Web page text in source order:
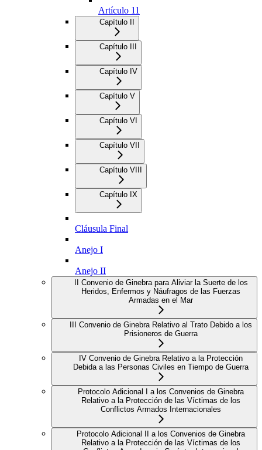
Artículo 11
Capítulo II
Capítulo III
Capítulo IV
Capítulo V
Capítulo VI
Capítulo VII
Capítulo VIII
Capítulo IX
Cláusula Final
Anejo I
Anejo II
II Convenio de Ginebra para Aliviar la Suerte de los
Heridos, Enfermos y Náufragos de las Fuerzas
Armadas en el Mar
III Convenio de Ginebra Relativo al Trato Debido a los
Prisioneros de Guerra
IV Convenio de Ginebra Relativo a la Protección
Debida a las Personas Civiles en Tiempo de Guerra
Protocolo Adicional I a los Convenios de Ginebra
Relativo a la Protección de las Víctimas de los
Conflictos Armados Internacionales
Protocolo Adicional II a los Convenios de Ginebra
Relativo a la Protección de las Víctimas de los